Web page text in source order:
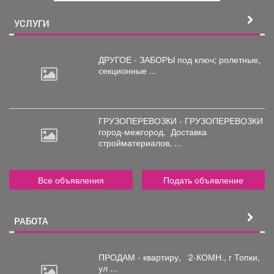
УСЛУГИ
ДРУГОЕ - ЗАБОРЫ под ключ; ролетные,
секционные ...
ГРУЗОПЕРЕВОЗКИ - ГРУЗОПЕРЕВОЗКИ
город-межгород. Доставка
стройматериалов, ...
Все объявления Подать объявление
РАБОТА
ПРОДАМ - квартиру,
2-КОМН., г Топки,
ул ...